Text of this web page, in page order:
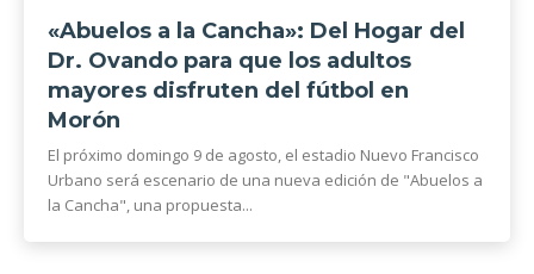
«Abuelos a la Cancha»: Del Hogar del
Dr. Ovando para que los adultos
mayores disfruten del fútbol en
Morón
El próximo domingo 9 de agosto, el estadio Nuevo Francisco
Urbano será escenario de una nueva edición de "Abuelos a
la Cancha", una propuesta...